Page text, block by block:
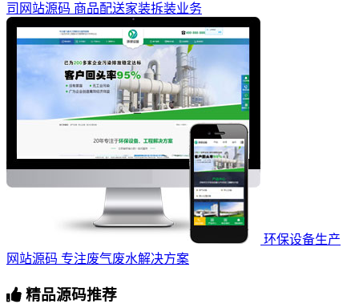
司网站源码 商品配送家装拆装业务
环保设备生产
网站源码 专注废气废水解决方案
精品源码推荐